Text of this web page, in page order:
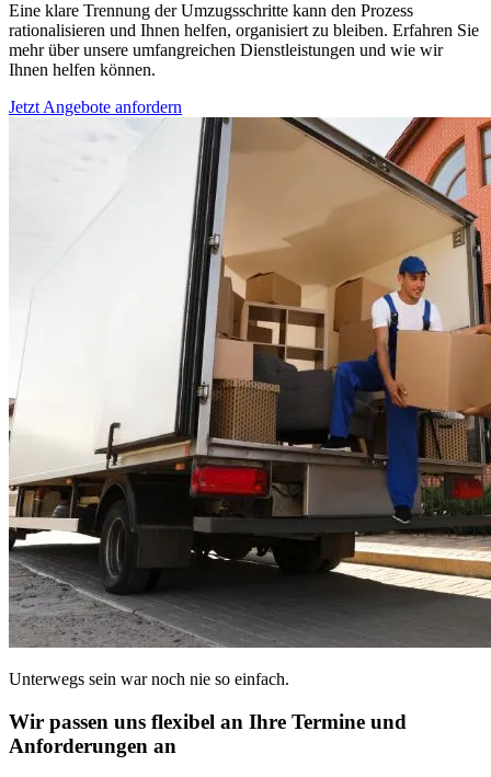
Eine klare Trennung der Umzugsschritte kann den Prozess
rationalisieren und Ihnen helfen, organisiert zu bleiben. Erfahren Sie
mehr über unsere umfangreichen Dienstleistungen und wie wir
Ihnen helfen können.
Jetzt Angebote anfordern
Unterwegs sein war noch nie so einfach.
Wir passen uns flexibel an Ihre Termine und
Anforderungen an